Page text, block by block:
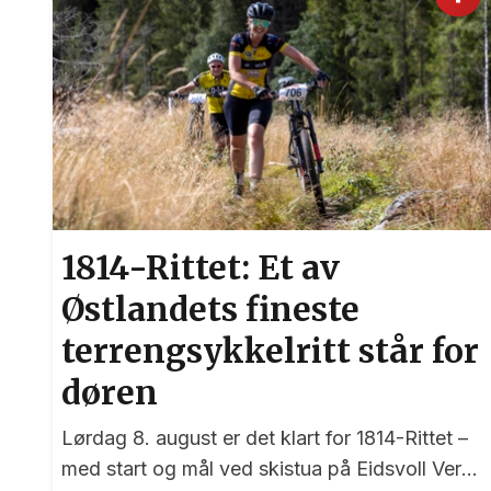
1814-Rittet: Et av
Østlandets fineste
terrengsykkelritt står for
døren
Lørdag 8. august er det klart for 1814-Rittet –
med start og mål ved skistua på Eidsvoll Verk